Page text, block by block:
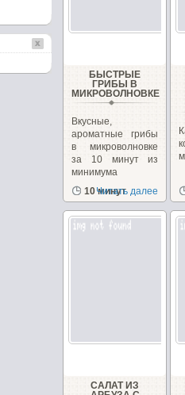
БЫСТРЫЕ
ГРИБЫ В
МИКРОВОЛНОВКЕ
Вкусные,
ароматные грибы
в микроволновке
за 10 минут из
минимума
продуктов!...
10 минут
Читать далее
САЛАТ ИЗ